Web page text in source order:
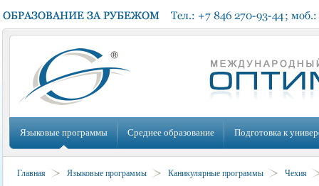
Языковые программы Среднее образование Подготовка к
Главная Языковые программы Каникулярные программы Чехия